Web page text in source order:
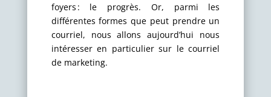
foyers : le progrès. Or, parmi les
différentes formes que peut prendre un
courriel, nous allons aujourd’hui nous
intéresser en particulier sur le courriel
de marketing.